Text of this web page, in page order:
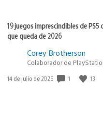
19 juegos imprescindibles de
que queda de 2026
Corey Brotherson
Colaborador de
Fecha
14 de julio de 2026 1 13